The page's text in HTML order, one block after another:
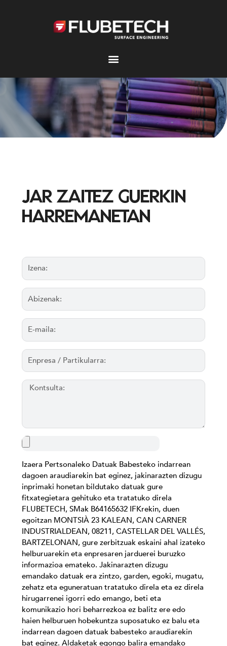
JAR ZAITEZ GUERKIN
HARREMANETAN
Izena:
Abizenak:
E-
maila:
Enpresa
Kontsulta:
Izaera Pertsonaleko Datuak Babesteko indarrean
dagoen araudiarekin bat eginez, jakinarazten dizugu
inprimaki honetan bildutako datuak gure
fitxategietara gehituko eta tratatuko direla
FLUBETECH, SMak B64165632 IFKrekin, duen
egoitzan MONTSIÀ 23 KALEAN, CAN CARNER
INDUSTRIALDEAN, 08211, CASTELLAR DEL VALLÉS,
BARTZELONAN, gure zerbitzuak eskaini ahal izateko
helburuarekin eta enpresaren jarduerei buruzko
informazioa emateko. Jakinarazten dizugu
emandako datuak era zintzo, garden, egoki, mugatu,
zehatz eta eguneratuan tratatuko direla eta ez direla
hirugarrenei igorri edo emango, beti eta
komunikazio hori beharrezkoa ez balitz ere edo
haien helburuen hobekuntza suposatuko ez balu eta
indarrean dagoen datuak babesteko araudiarekin
bat eginez. Aldaketak egongo balira emandako